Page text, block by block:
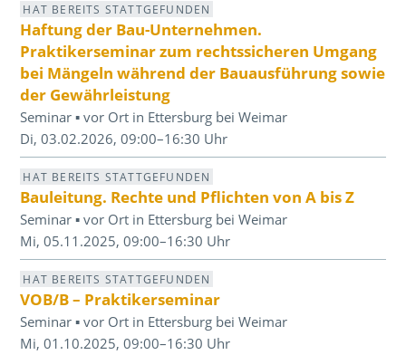
HAT BEREITS STATTGEFUNDEN
Haftung der Bau-Unternehmen.
Praktikerseminar zum rechtssicheren Umgang
bei Mängeln während der Bauausführung sowie
der Gewährleistung
Seminar ▪ vor Ort in Ettersburg bei Weimar
Di, 03.02.2026, 09:00–16:30 Uhr
HAT BEREITS STATTGEFUNDEN
Bauleitung. Rechte und Pflichten von A bis Z
Seminar ▪ vor Ort in Ettersburg bei Weimar
Mi, 05.11.2025, 09:00–16:30 Uhr
HAT BEREITS STATTGEFUNDEN
VOB/B – Praktikerseminar
Seminar ▪ vor Ort in Ettersburg bei Weimar
Mi, 01.10.2025, 09:00–16:30 Uhr